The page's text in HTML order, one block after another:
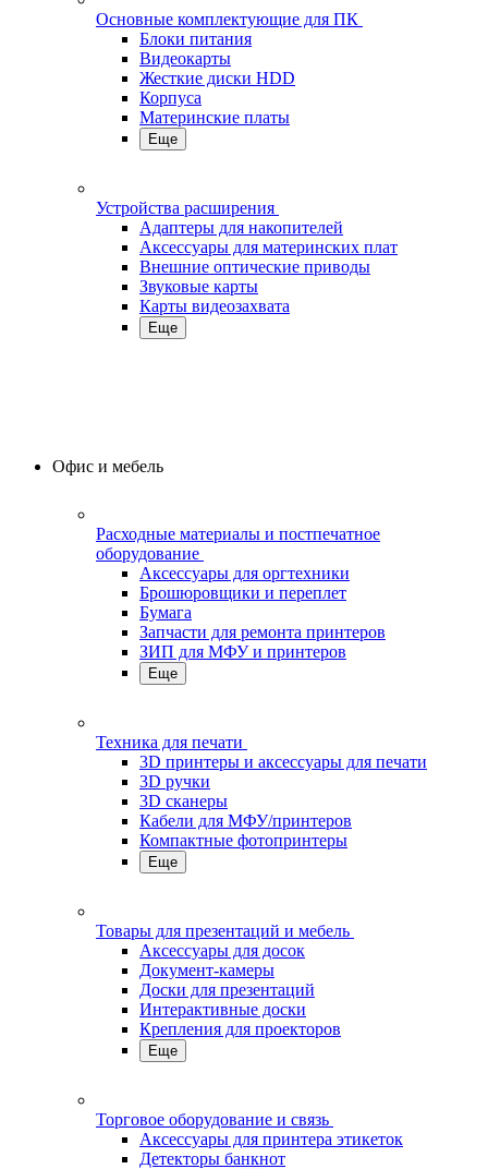
Основные комплектующие для ПК
Блоки питания
Видеокарты
Жесткие диски HDD
Корпуса
Материнские платы
Еще
Устройства расширения
Адаптеры для накопителей
Аксессуары для материнских плат
Внешние оптические приводы
Звуковые карты
Карты видеозахвата
Еще
Офис и мебель
Расходные материалы и постпечатное
оборудование
Аксессуары для оргтехники
Брошюровщики и переплет
Бумага
Запчасти для ремонта принтеров
ЗИП для МФУ и принтеров
Еще
Техника для печати
3D принтеры и аксессуары для печати
3D ручки
3D сканеры
Кабели для МФУ/принтеров
Компактные фотопринтеры
Еще
Товары для презентаций и мебель
Аксессуары для досок
Документ-камеры
Доски для презентаций
Интерактивные доски
Крепления для проекторов
Еще
Торговое оборудование и связь
Аксессуары для принтера этикеток
Детекторы банкнот